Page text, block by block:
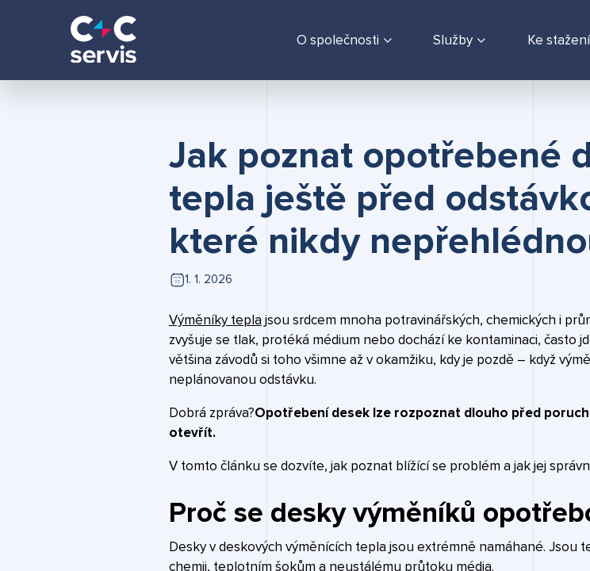
O společnosti Služby Ke stažení
Jak poznat opotřebené
tepla ještě před
které nikdy
1. 1. 2026
Výměníky tepla jsou srdcem mnoha potravinářských, chemických i
zvyšuje se tlak, protéká médium nebo dochází ke kontaminaci, často
většina závodů si toho všimne až v okamžiku, kdy je pozdě – když
neplánovanou odstávku.
Dobrá zpráva?Opotřebení desek lze rozpoznat dlouho před
otevřít.
V tomto článku se dozvíte, jak poznat blížící se problém a jak jej
Proč se desky výměníků
Desky v deskových výměnících tepla jsou extrémně namáhané. Jsou
chemii, teplotním šokům a neustálému průtoku média.